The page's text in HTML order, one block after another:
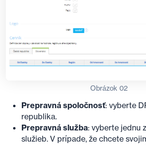
Obrázok 02
Prepravná spoločnosť: vyberte
republika.
Prepravná služba: vyberte jednu
služieb. V prípade, že chcete